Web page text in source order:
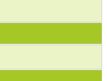
・修正・削除などをご希望さ
確認の上、対応させていただ